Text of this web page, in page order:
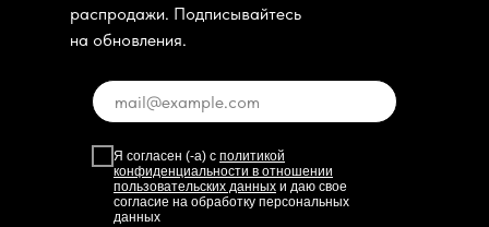
распродажи. Подписывайтесь
на обновления.
Я согласен (-а) с политикой
конфиденциальности в отношении
пользовательских данных и даю свое
согласие на обработку персональных
данных